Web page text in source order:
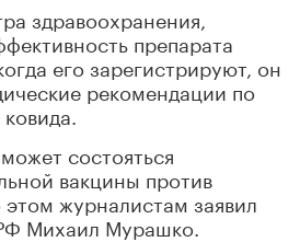
здравоохранения,
препарата
его зарегистрируют, он
рекомендации по
состояться
вакцины против
журналистам заявил
Михаил Мурашко.